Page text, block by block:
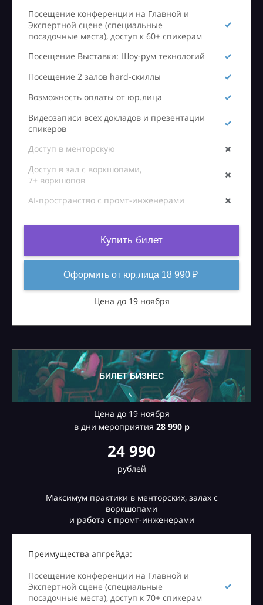
Посещение конференции на Главной и
Экспертной сцене (специальные
посадочные места), доступ к 60+ спикерам
Посещение Выставки: Шоу-рум технологий
Посещение 2 залов hard-скиллы
Возможность оплаты от юр.лица
Видеозаписи всех докладов и презентации
спикеров
Доступ в менторскую
Доступ в зал с воркшопами,
7+ воркшопов
AI-пространство с промт-инженерами
Купить билет
Оформить от юр.лица 18 990 ₽
Цена до 19 ноября
БИЛЕТ БИЗНЕС
Цена до 19 ноября
в дни мероприятия 28990 р
24 990
рублей
Максимум практики в менторских, залах с
воркшопами
и работа с промт-инженерами
Преимущества апгрейда:
Посещение конференции на Главной и
Экспертной сцене (специальные
посадочные места), доступ к 70+ спикерам